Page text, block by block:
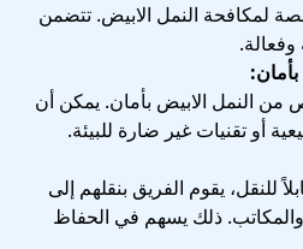
لمكافحة النمل الابيض. تتضمن
من النمل الابيض بأمان. يمكن أن
أو تقنيات غير ضارة للبيئة.
للنقل، يقوم الفريق بنقلهم إلى
ذلك يسهم في الحفاظ